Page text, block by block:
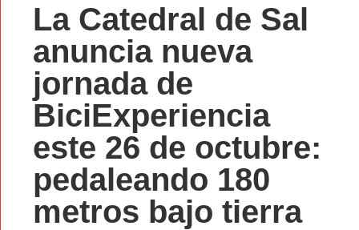
La Catedral de Sal
anuncia nueva
jornada de
BiciExperiencia
este 26 de octubre:
pedaleando 180
metros bajo tierra